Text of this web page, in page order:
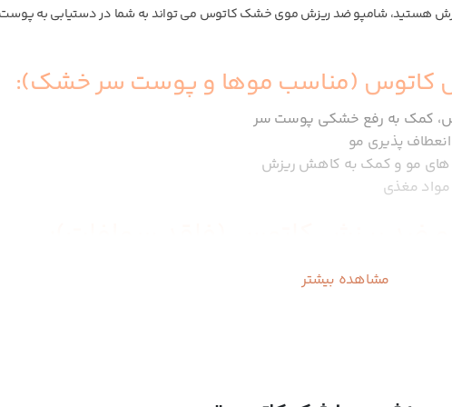
هستید، شامپو ضد ریزش موی خشک کاتوس می تواند به شما در دستیابی به
کاتوس (مناسب موها و پوست سر خشک):
بخش، کمک به رفع خشکی پوست سر
های مو و کمک به کاهش ریزش
مغذی
پوست سر هستند. شامپو ضد ریزش مو خشک کاتوس یکی از همین شامپوهای
کاتوس:
مشاهده بیشتر